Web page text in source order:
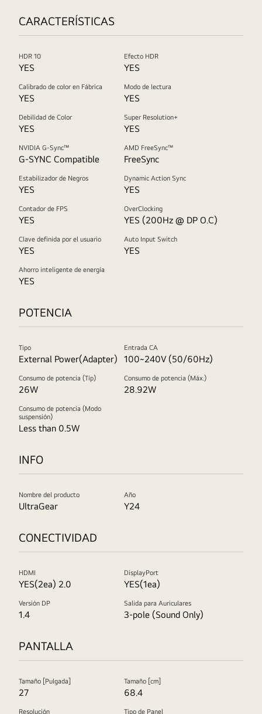
CARACTERÍSTICAS
HDR 10
YES
Efecto HDR
YES
Calibrado de color en Fábrica
YES
Modo de lectura
YES
Debilidad de Color
YES
Super Resolution+
YES
NVIDIA G-Sync™
G-SYNC Compatible
AMD FreeSync™
FreeSync
Estabilizador de Negros
YES
Dynamic Action Sync
YES
Contador de FPS
YES
OverClocking
YES (200Hz @ DP O.C)
Clave definida por el usuario
YES
Auto Input Switch
YES
Ahorro inteligente de energía
YES
POTENCIA
Tipo
External Power(Adapter)
Entrada CA
100~240V (50/60Hz)
Consumo de potencia (Típ)
26W
Consumo de potencia (Máx.)
28.92W
Consumo de potencia (Modo
suspensión)
Less than 0.5W
INFO
Nombre del producto
UltraGear
Año
Y24
CONECTIVIDAD
HDMI
YES(2ea) 2.0
DisplayPort
YES(1ea)
Versión DP
1.4
Salida para Auriculares
3-pole (Sound Only)
PANTALLA
Tamaño [Pulgada]
27
Tamaño [cm]
68.4
Resolución Tipo de Panel